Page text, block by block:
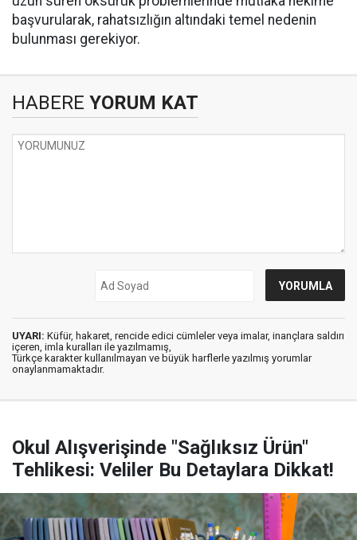
başvurularak, rahatsızlığın altındaki temel nedenin
bulunması gerekiyor.
HABERE YORUM KAT
UYARI: Küfür, hakaret, rencide edici cümleler veya imalar, inançlara saldırı
içeren, imla kuralları ile yazılmamış,
Türkçe karakter kullanılmayan ve büyük harflerle yazılmış yorumlar
onaylanmamaktadır.
Okul Alışverişinde "Sağlıksız Ürün"
Tehlikesi: Veliler Bu Detaylara Dikkat!